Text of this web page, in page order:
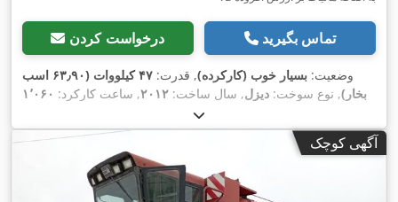
درخواست کردن تماس بگیرید
وضعیت: بسیار خوب (کارکرده), قدرت:
۴۷ کیلووات (۶۳٫۹۰ اسب
بخار), نوع سوخت: دیزل, سال ساخت: ۲۰۱۲, ساعت کارکرد: ۱٬۰۶۰
آگهی کوچک